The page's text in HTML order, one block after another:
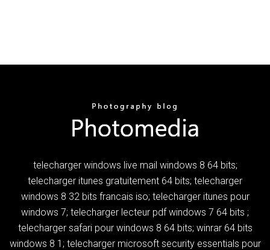
telecharger windows live mail windows 8 64 bits;
telecharger itunes gratuitement 64 bits; telecharger
windows 8 32 bits francais iso; telecharger itunes pour
windows 7; telecharger lecteur pdf windows 7 64 bits ;
telecharger safari pour windows 8 64 bits; winrar 64 bits
windows 8 1; telecharger microsoft security essentials pour